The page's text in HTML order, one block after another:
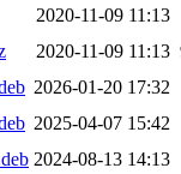
2020-11-09 11:13
2020-11-09 11:13
2026-01-20 17:32
2025-04-07 15:42
2024-08-13 14:13